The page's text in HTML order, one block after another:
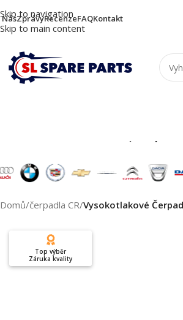
Skip to navigation
Skip to main content
NásZprávyRecenzeFAQKontakt
Domů/čerpadla CR/Vysokotlakové
Top výběr
Záruka kvality